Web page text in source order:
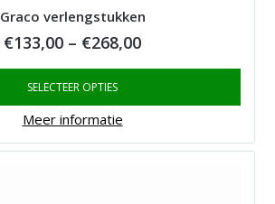
Graco verlengstukken
€133,00 – €268,00Price
range:
€268,00
SELECTEER OPTIES
Meer informatie